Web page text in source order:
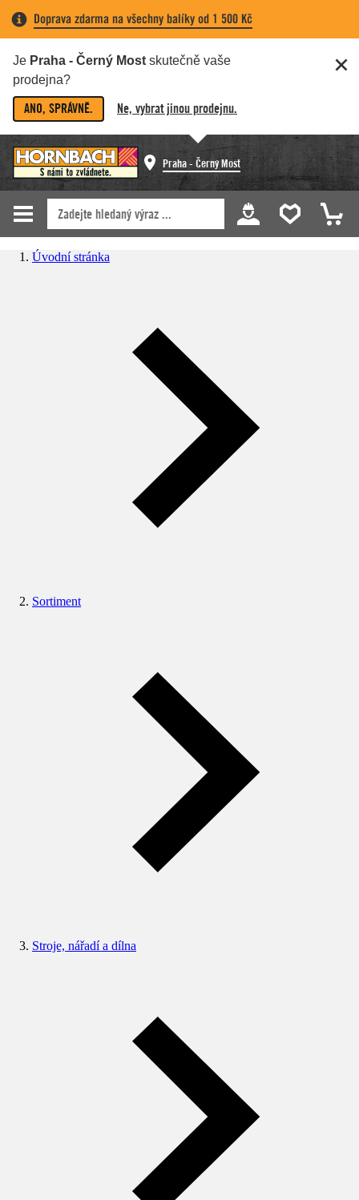
Doprava zdarma na všechny balíky od 1 500 Kč
Je Praha - Černý Most skutečně vaše
prodejna?
ANO, SPRÁVNĚ. Ne, vybrat jinou prodejnu.
Praha - Černý Most
Úvodní stránka
Sortiment
Stroje, nářadí a dílna